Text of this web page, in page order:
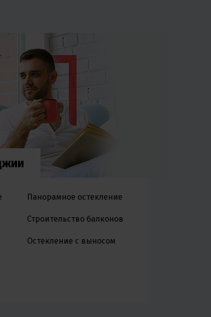
Панорамное остекление
Строительство балконов
Остекление с выносом